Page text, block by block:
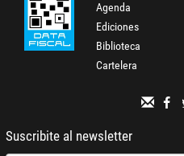
Agenda
Ediciones
Biblioteca
Cartelera
Suscribite al newsletter